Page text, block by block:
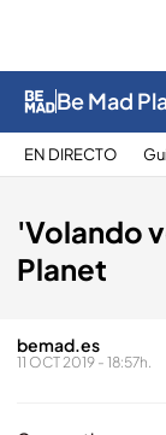
Be Mad
EN DIRECTO
'Volando
Planet
bemad.es
11 OCT 2019 - 18:57h.